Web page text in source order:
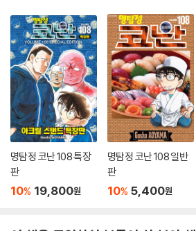
명탐정 코난 108 특장
판
10% 19,800원
명탐정 코난 108 일반
판
10% 5,400원